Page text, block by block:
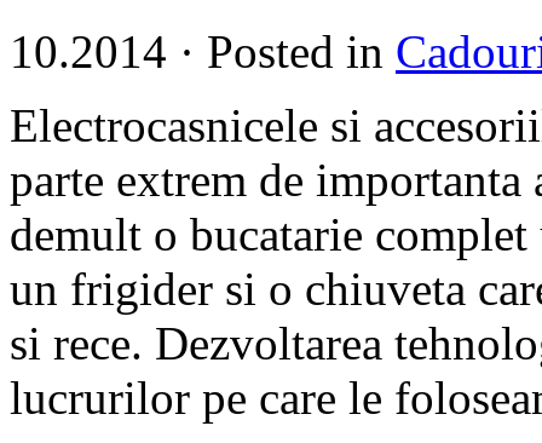
10.2014 · Posted in
Electrocasnicele si
parte extrem de
demult o bucatarie
un frigider si o chiuveta
si rece. Dezvoltarea
lucrurilor pe care le